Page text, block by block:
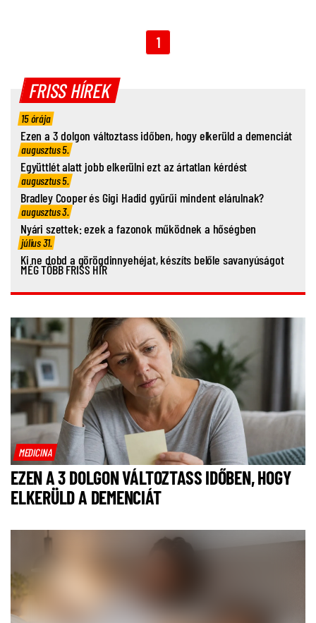
1
FRISS HÍREK
15 órája
Ezen a 3 dolgon változtass időben, hogy elkerüld a demenciát
augusztus 5.
Együttlét alatt jobb elkerülni ezt az ártatlan kérdést
augusztus 5.
Bradley Cooper és Gigi Hadid gyűrűi mindent elárulnak?
augusztus 3.
Nyári szettek: ezek a fazonok működnek a hőségben
július 31.
Ki ne dobd a görögdinnyehéjat, készíts belőle savanyúságot
MÉG TÖBB FRISS HÍR
MEDICINA
EZEN A 3 DOLGON VÁLTOZTASS IDŐBEN, HOGY
ELKERÜLD A DEMENCIÁT